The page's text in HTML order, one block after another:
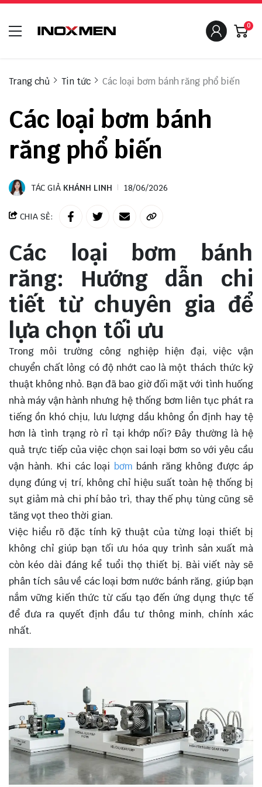
0
Trang chủ Tin tức Các loại bơm bánh răng phổ biến
Các loại bơm bánh
răng phổ biến
TÁC GIẢ KHÁNH LINH 18/06/2026
CHIA SẺ:
Các loại bơm bánh
răng: Hướng dẫn chi
tiết từ chuyên gia để
lựa chọn tối ưu
Trong môi trường công nghiệp hiện đại, việc vận
chuyển chất lỏng có độ nhớt cao là một thách thức kỹ
thuật không nhỏ. Bạn đã bao giờ đối mặt với tình huống
nhà máy vận hành nhưng hệ thống bơm liên tục phát ra
tiếng ồn khó chịu, lưu lượng dầu không ổn định hay tệ
hơn là tình trạng rò rỉ tại khớp nối? Đây thường là hệ
quả trực tiếp của việc chọn sai loại bơm so với yêu cầu
vận hành. Khi các loại bơm bánh răng không được áp
dụng đúng vị trí, không chỉ hiệu suất toàn hệ thống bị
sụt giảm mà chi phí bảo trì, thay thế phụ tùng cũng sẽ
tăng vọt theo thời gian.
Việc hiểu rõ đặc tính kỹ thuật của từng loại thiết bị
không chỉ giúp bạn tối ưu hóa quy trình sản xuất mà
còn kéo dài đáng kể tuổi thọ thiết bị. Bài viết này sẽ
phân tích sâu về các loại bơm nước bánh răng, giúp bạn
nắm vững kiến thức từ cấu tạo đến ứng dụng thực tế
để đưa ra quyết định đầu tư thông minh, chính xác
nhất.